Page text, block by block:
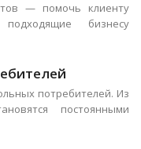
— помочь клиенту
бизнесу
потребителей. Из
постоянными